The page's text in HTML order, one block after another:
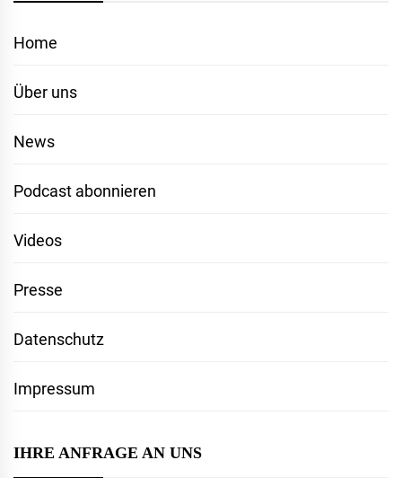
Home
Über uns
News
Podcast abonnieren
Videos
Presse
Datenschutz
Impressum
IHRE ANFRAGE AN UNS